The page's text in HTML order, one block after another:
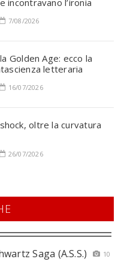
incontravano l’ironia
7/08/2026
Golden Age: ecco la
letteraria
16/07/2026
oltre la curvatura
26/07/2026
Saga (A.S.S.)
10